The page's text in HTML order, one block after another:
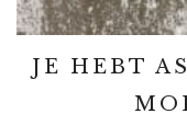
JE HEBT